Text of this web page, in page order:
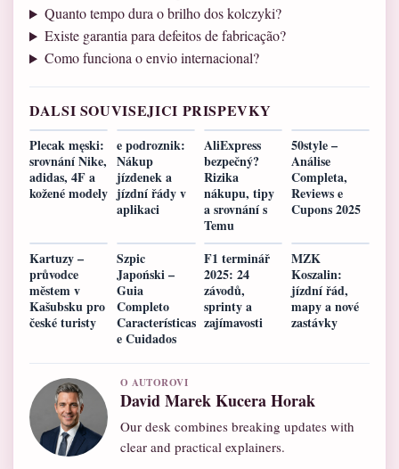
Quanto tempo dura o brilho dos kolczyki?
Existe garantia para defeitos de fabricação?
Como funciona o envio internacional?
DALSI SOUVISEJICI PRISPEVKY
Plecak męski:
srovnání Nike,
adidas, 4F a
kožené modely
e podroznik:
Nákup
jízdenek a
jízdní řády v
aplikaci
AliExpress
bezpečný?
Rizika
nákupu, tipy
a srovnání s
Temu
50style –
Análise
Completa,
Reviews e
Cupons 2025
Kartuzy –
průvodce
městem v
Kašubsku pro
české turisty
Szpic
Japoński –
Guia
Completo
Características
e Cuidados
F1 terminář
2025: 24
závodů,
sprinty a
zajímavosti
MZK
Koszalin:
jízdní řád,
mapy a nové
zastávky
O AUTOROVI
David Marek Kucera Horak
Our desk combines breaking updates with
clear and practical explainers.